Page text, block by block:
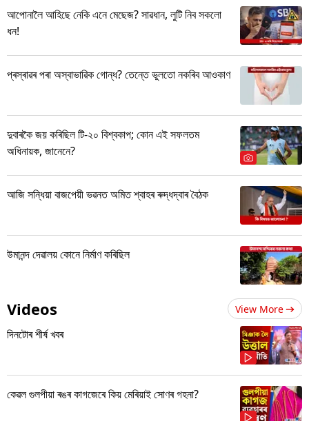
আপোনালৈ আহিছে নেকি এনে মেছেজ? সাৱধান, লুটি নিব সকলো
ধন!
প্ৰস্ৰাৱৰ পৰা অস্বাভাৱিক গোন্ধ? তেন্তে ভুলতো নকৰিব আওকাণ
দুবাৰকৈ জয় কৰিছিল টি-২০ বিশ্বকাপ; কোন এই সফলতম
অধিনায়ক, জানেনে?
আজি সন্ধিয়া বাজপেয়ী ভৱনত অমিত শ্বাহৰ ৰুদ্ধদ্বাৰ বৈঠক
উমানন্দ দেৱালয় কোনে নিৰ্মাণ কৰিছিল
Videos View More
দিনটোৰ শীৰ্ষ খবৰ
কেৱল গুলপীয়া ৰঙৰ কাগজেৰে কিয় মেৰিয়াই সোণৰ গহনা?